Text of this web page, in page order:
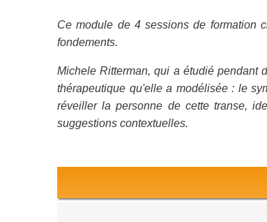
Ce module de 4 sessions de formation
fondements.
Michele Ritterman, qui a étudié pendant
thérapeutique qu'elle a modélisée : le
réveiller la personne de cette transe,
suggestions contextuelles.